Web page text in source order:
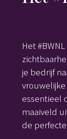
Het
je bedrijf
essentieel
maaiveld
de